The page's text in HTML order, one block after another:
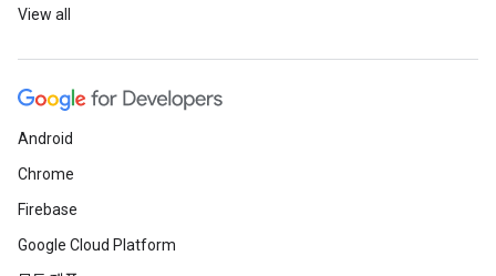
View all
Android
Chrome
Firebase
Google Cloud Platform